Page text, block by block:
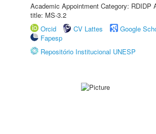
Academic Appointment Category: RDIDP
title: MS-3.2
Orcid
CV Lattes
Google
Fapesp
Repositório Institucional UNESP